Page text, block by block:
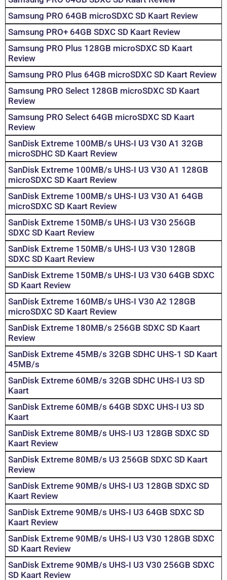
Samsung PRO 64GB microSDXC SD Kaart Review
Samsung PRO+ 64GB SDXC SD Kaart Review
Samsung PRO Plus 128GB microSDXC SD Kaart
Review
Samsung PRO Plus 64GB microSDXC SD Kaart Review
Samsung PRO Select 128GB microSDXC SD Kaart
Review
Samsung PRO Select 64GB microSDXC SD Kaart
Review
SanDisk Extreme 100MB/s UHS-I U3 V30 A1 32GB
microSDHC SD Kaart Review
SanDisk Extreme 100MB/s UHS-I U3 V30 A1 128GB
microSDXC SD Kaart Review
SanDisk Extreme 100MB/s UHS-I U3 V30 A1 64GB
microSDXC SD Kaart Review
SanDisk Extreme 150MB/s UHS-I U3 V30 256GB
SDXC SD Kaart Review
SanDisk Extreme 150MB/s UHS-I U3 V30 128GB
SDXC SD Kaart Review
SanDisk Extreme 150MB/s UHS-I U3 V30 64GB SDXC
SD Kaart Review
SanDisk Extreme 160MB/s UHS-I V30 A2 128GB
microSDXC SD Kaart Review
SanDisk Extreme 180MB/s 256GB SDXC SD Kaart
Review
SanDisk Extreme 45MB/s 32GB SDHC UHS-1 SD Kaart
45MB/s
SanDisk Extreme 60MB/s 32GB SDHC UHS-I U3 SD
Kaart
SanDisk Extreme 60MB/s 64GB SDXC UHS-I U3 SD
Kaart
SanDisk Extreme 80MB/s UHS-I U3 128GB SDXC SD
Kaart Review
SanDisk Extreme 80MB/s U3 256GB SDXC SD Kaart
Review
SanDisk Extreme 90MB/s UHS-I U3 128GB SDXC SD
Kaart Review
SanDisk Extreme 90MB/s UHS-I U3 64GB SDXC SD
Kaart Review
SanDisk Extreme 90MB/s UHS-I U3 V30 128GB SDXC
SD Kaart Review
SanDisk Extreme 90MB/s UHS-I U3 V30 256GB SDXC
SD Kaart Review